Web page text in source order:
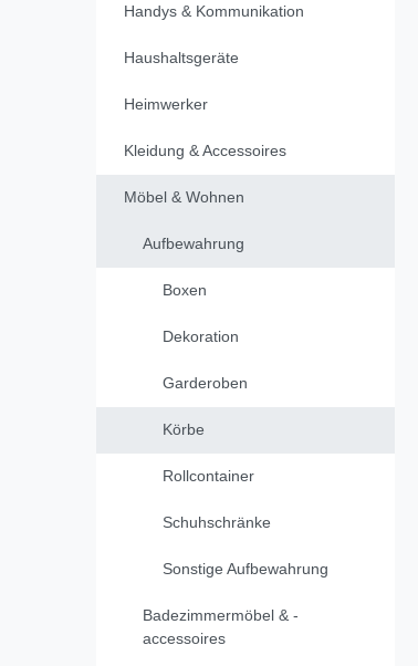
Handys & Kommunikation
Haushaltsgeräte
Heimwerker
Kleidung & Accessoires
Möbel & Wohnen
Aufbewahrung
Boxen
Dekoration
Garderoben
Körbe
Rollcontainer
Schuhschränke
Sonstige Aufbewahrung
Badezimmermöbel & -
accessoires